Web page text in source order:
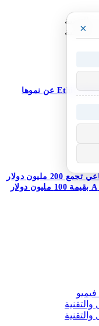
شركة Simile الناشئة ذات المستخدم الاصطناعي تجمع 200 مليون دولار
فيميو
×